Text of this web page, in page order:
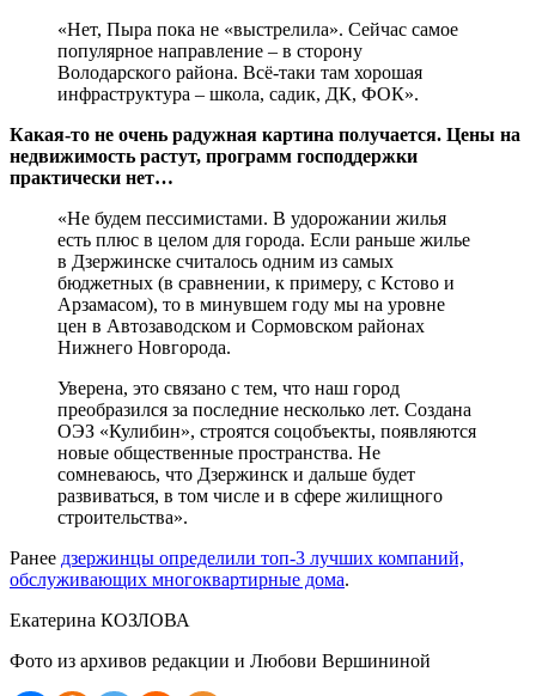
«Нет, Пыра пока не «выстрелила». Сейчас самое
популярное направление – в сторону
Володарского района. Всё-таки там хорошая
инфраструктура – школа, садик, ДК, ФОК».
Какая-то не очень радужная картина получается. Цены на
недвижимость растут, программ господдержки
практически нет…
«Не будем пессимистами. В удорожании жилья
есть плюс в целом для города. Если раньше жилье
в Дзержинске считалось одним из самых
бюджетных (в сравнении, к примеру, с Кстово и
Арзамасом), то в минувшем году мы на уровне
цен в Автозаводском и Сормовском районах
Нижнего Новгорода.
Уверена, это связано с тем, что наш город
преобразился за последние несколько лет. Создана
ОЭЗ «Кулибин», строятся соцобъекты, появляются
новые общественные пространства. Не
сомневаюсь, что Дзержинск и дальше будет
развиваться, в том числе и в сфере жилищного
строительства».
Ранее дзержинцы определили топ-3 лучших компаний,
обслуживающих многоквартирные дома.
Екатерина КОЗЛОВА
Фото из архивов редакции и Любови Вершининой